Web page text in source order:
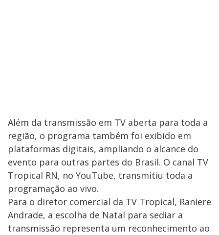
Além da transmissão em TV aberta para toda a
região, o programa também foi exibido em
plataformas digitais, ampliando o alcance do
evento para outras partes do Brasil. O canal TV
Tropical RN, no YouTube, transmitiu toda a
programação ao vivo.
Para o diretor comercial da TV Tropical, Raniere
Andrade, a escolha de Natal para sediar a
transmissão representa um reconhecimento ao